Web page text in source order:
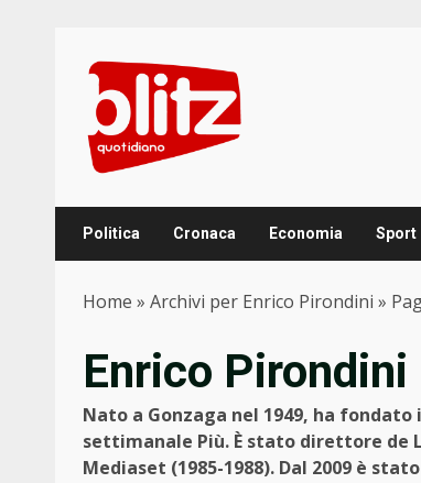
content
Politica Cronaca Economia Sport
Home » Archivi per Enrico Pirondini »
Enrico Pirondini
Nato a Gonzaga nel 1949, ha
settimanale Più. È stato direttore de
Mediaset (1985-1988). Dal 2009 è